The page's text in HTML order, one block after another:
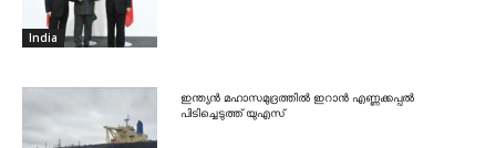
India
ഇന്ത്യൻ മഹാസമുദ്രത്തിൽ ഇറാൻ എണ്ണക്കപ്പൽ
പിടിച്ചെടുത്ത് യുഎസ്